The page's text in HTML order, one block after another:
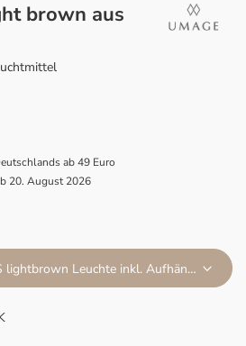
brown aus
ab 49 Euro
20. August 2026
UMAGE - EOS lightbrown Leuchte inkl. Aufhängung weiß